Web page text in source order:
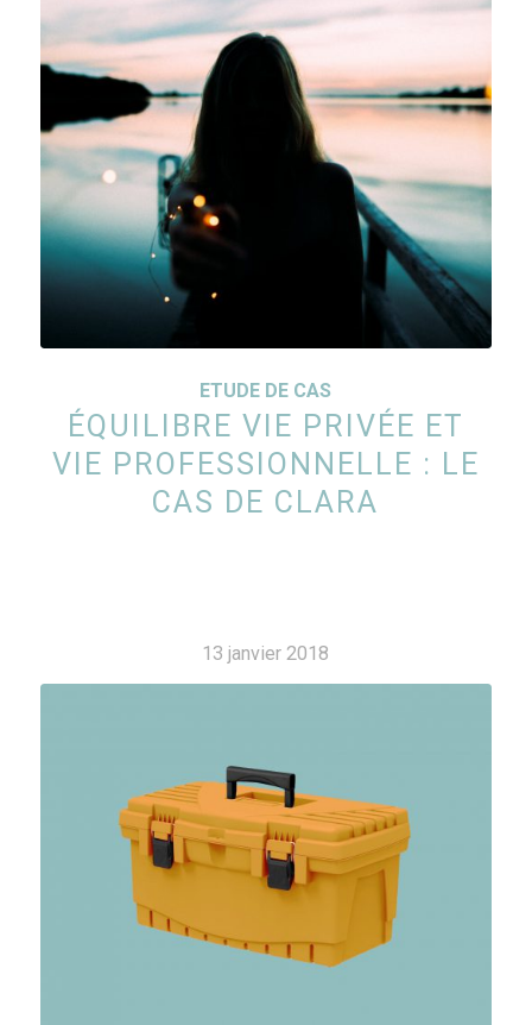
ETUDE DE CAS
ÉQUILIBRE VIE PRIVÉE ET
VIE PROFESSIONNELLE : LE
CAS DE CLARA
13 janvier 2018